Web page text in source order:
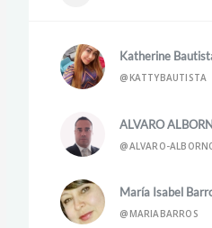
Katherine
@KATTYBAUTISTA
ALVARO
@ALVARO-
María Isabel
@MARIABARROS